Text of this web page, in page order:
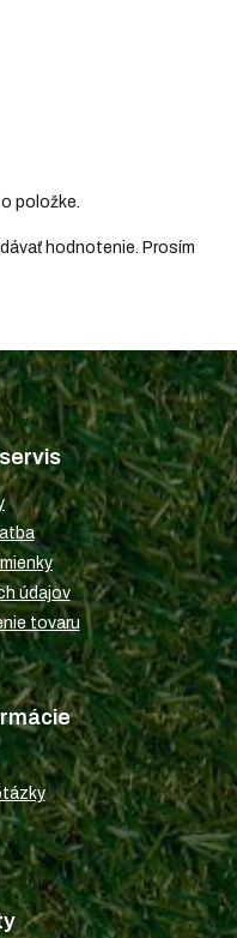
položke.
hodnotenie. Prosím
údajov
tovaru